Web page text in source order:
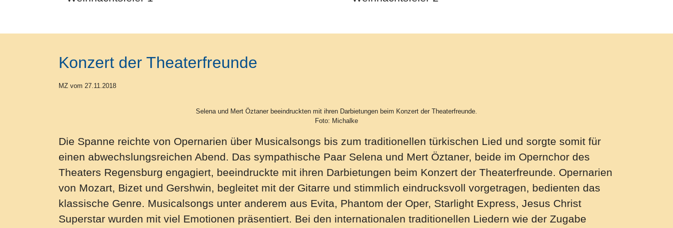
Konzert der Theaterfreunde
MZ vom 27.11.2018
Selena und Mert Öztaner beeindruckten mit ihren Darbietungen beim Konzert der Theaterfreunde.
Foto: Michalke
Die Spanne reichte von Opernarien über Musicalsongs bis zum traditionellen türkischen Lied und sorgte somit für
einen abwechslungsreichen Abend. Das sympathische Paar Selena und Mert Öztaner, beide im Opernchor des
Theaters Regensburg engagiert, beeindruckte mit ihren Darbietungen beim Konzert der Theaterfreunde. Opernarien
von Mozart, Bizet und Gershwin, begleitet mit der Gitarre und stimmlich eindrucksvoll vorgetragen, bedienten das
klassische Genre. Musicalsongs unter anderem aus Evita, Phantom der Oper, Starlight Express, Jesus Christ
Superstar wurden mit viel Emotionen präsentiert. Bei den internationalen traditionellen Liedern wie der Zugabe